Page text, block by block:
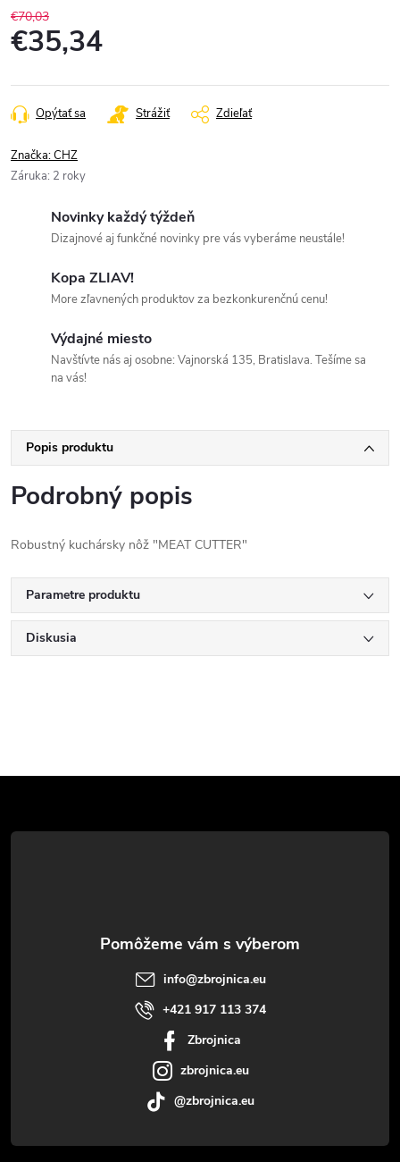
€70,03
€35,34
cena:
Opýtať sa Strážiť Zdieľať
Značka:CHZ
Záruka: 2 roky
Novinky každý týždeň
Dizajnové aj funkčné novinky pre vás vyberáme neustále!
Kopa ZLIAV!
More zľavnených produktov za bezkonkurenčnú cenu!
Výdajné miesto
Navštívte nás aj osobne: Vajnorská 135, Bratislava. Tešíme sa
na vás!
Popis produktu
Podrobný popis
Robustný kuchársky nôž "MEAT CUTTER"
Parametre produktu
Diskusia
á
info@zbrojnica.eu
+421 917 113 374
Zbrojnica
zbrojnica.eu
@zbrojnica.eu